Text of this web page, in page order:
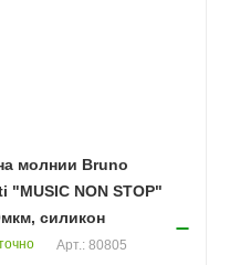
молнии Bruno
"MUSIC NON STOP"
силикон
Арт.: 80805